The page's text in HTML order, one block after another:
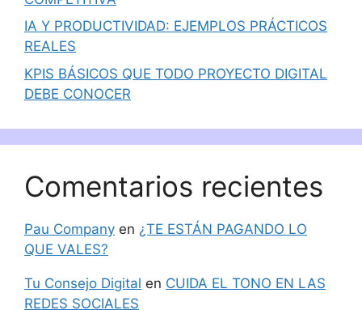
IA Y PRODUCTIVIDAD: EJEMPLOS PRÁCTICOS
REALES
KPIS BÁSICOS QUE TODO PROYECTO DIGITAL
DEBE CONOCER
Comentarios recientes
Pau Company en ¿TE ESTÁN PAGANDO LO
QUE VALES?
Tu Consejo Digital en CUIDA EL TONO EN LAS
REDES SOCIALES